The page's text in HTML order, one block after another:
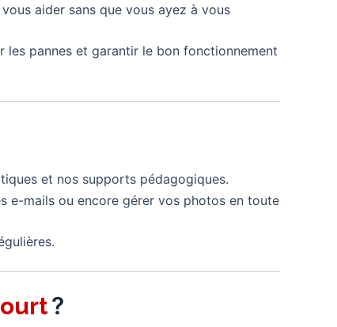
aider sans que vous ayez à vous
les pannes et garantir le bon fonctionnement
et nos supports pédagogiques.
e-mails ou encore gérer vos photos en toute
?